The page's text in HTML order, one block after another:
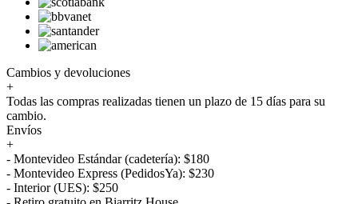
Cambios y devoluciones
+
Todas las compras realizadas tienen un plazo de 15 días para su
cambio.
Envíos
+
- Montevideo Estándar (cadetería): $180
- Montevideo Express (PedidosYa): $230
- Interior (UES): $250